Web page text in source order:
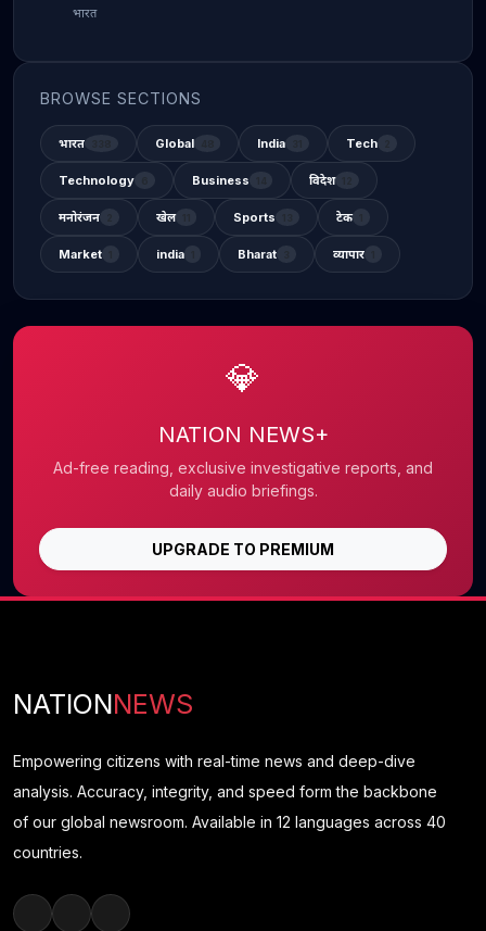
भारत
BROWSE SECTIONS
भारत Global India Tech
Technology Business विदेश
मनोरंजन खेल Sports टेक
Market india Bharat व्यापार
💎
NATION NEWS+
Ad-free reading, exclusive investigative reports, and
daily audio briefings.
UPGRADE TO PREMIUM
NATIONNEWS
Empowering citizens with real-time news and deep-dive
analysis. Accuracy, integrity, and speed form the backbone
of our global newsroom. Available in 12 languages across 40
countries.